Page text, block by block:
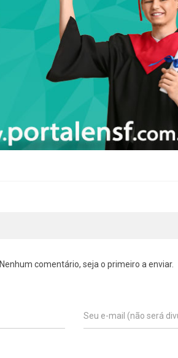
Nenhum comentário, seja o primeiro a enviar.